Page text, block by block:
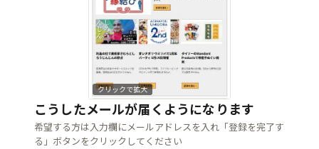
クリックで拡大
こうしたメールが届くようになります
希望する方は入力欄にメールアドレスを入れ「登録を完了す
る」ボタンをクリックしてください